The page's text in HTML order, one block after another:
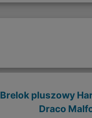
Brelok pluszowy
Draco